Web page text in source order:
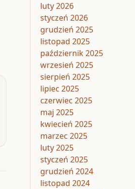
luty 2026
styczeń 2026
grudzień 2025
listopad 2025
październik 2025
wrzesień 2025
sierpień 2025
lipiec 2025
czerwiec 2025
maj 2025
kwiecień 2025
marzec 2025
luty 2025
styczeń 2025
grudzień 2024
listopad 2024